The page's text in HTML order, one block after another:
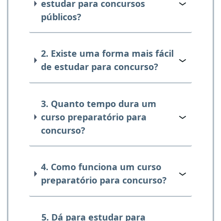
estudar para concursos
públicos?
2. Existe uma forma mais fácil
de estudar para concurso?
3. Quanto tempo dura um
curso preparatório para
concurso?
4. Como funciona um curso
preparatório para concurso?
5. Dá para estudar para